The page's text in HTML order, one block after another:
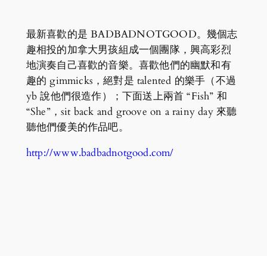
最新喜歡的是 BADBADNOTGOOD。幾個志
趣相投的加拿大男孩組成一個團隊，興高彩烈
地演奏自己喜歡的音樂。喜歡他們的幽默和有
趣的 gimmicks，絕對是 talented 的樂手（不過
yb 說他們很造作）；下面送上兩首 “Fish” 和
“She”，sit back and groove on a rainy day 來聽
聽他們優美的作品吧。
http://www.badbadnotgood.com/